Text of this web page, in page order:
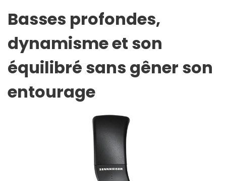
Basses profondes,
dynamisme et son
équilibré sans gêner son
entourage